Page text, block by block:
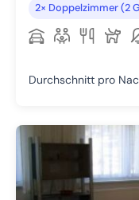
2× Doppelzimmer (2
Durchschnitt pro